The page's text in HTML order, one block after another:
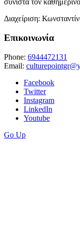
συνιστά τον
Διαχείριση:
Επικοινωνία
Phone: 6944472131
Email:
Facebook
Twitter
Instagram
LinkedIn
Youtube
Go Up